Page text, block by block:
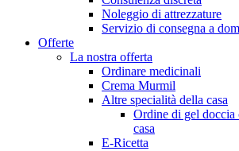
Noleggio di attrezzature
Servizio di consegna a
Offerte
La nostra offerta
Ordinare medicinali
Crema Murmil
Altre specialità della casa
Ordine di gel doccia
casa
E-Ricetta